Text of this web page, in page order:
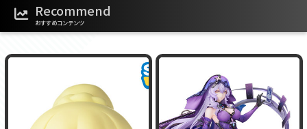
Recommend
おすすめコンテンツ